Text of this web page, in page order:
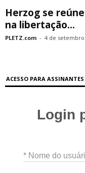
Herzog se
na libertação...
PLETZ.com - 4 de setembro
ACESSO PARA ASSINANTES
Login
* Nome do